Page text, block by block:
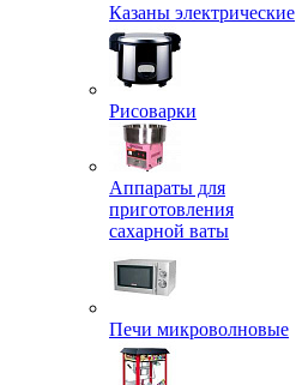
Казаны электрические
Рисоварки
Аппараты для
приготовления
сахарной ваты
Печи микроволновые